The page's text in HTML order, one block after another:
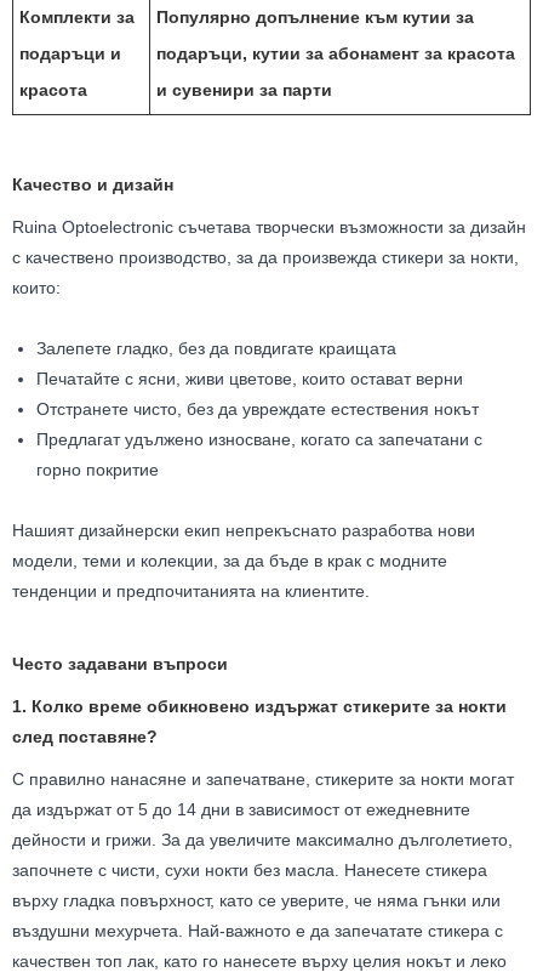
Комплекти за
подаръци и
красота
Популярно допълнение към кутии за
подаръци, кутии за абонамент за красота
и сувенири за парти
Качество и дизайн
Ruina Optoelectronic съчетава творчески възможности за дизайн
с качествено производство, за да произвежда стикери за нокти,
които:
Залепете гладко, без да повдигате краищата
Печатайте с ясни, живи цветове, които остават верни
Отстранете чисто, без да увреждате естествения нокът
Предлагат удължено износване, когато са запечатани с
горно покритие
Нашият дизайнерски екип непрекъснато разработва нови
модели, теми и колекции, за да бъде в крак с модните
тенденции и предпочитанията на клиентите.
Често задавани въпроси
1. Колко време обикновено издържат стикерите за нокти
след поставяне?
С правилно нанасяне и запечатване, стикерите за нокти могат
да издържат от 5 до 14 дни в зависимост от ежедневните
дейности и грижи. За да увеличите максимално дълголетието,
започнете с чисти, сухи нокти без масла. Нанесете стикера
върху гладка повърхност, като се уверите, че няма гънки или
въздушни мехурчета. Най-важното е да запечатате стикера с
качествен топ лак, като го нанесете върху целия нокът и леко